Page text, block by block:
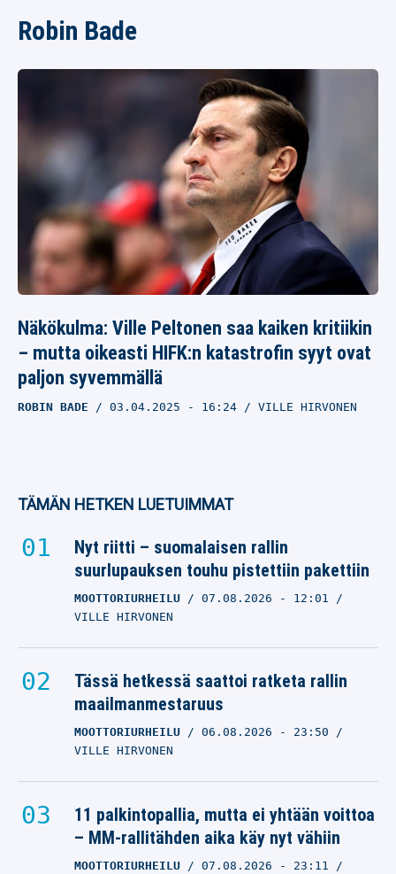
Robin Bade
Näkökulma: Ville Peltonen saa kaiken kritiikin
– mutta oikeasti HIFK:n katastrofin syyt ovat
paljon syvemmällä
ROBIN BADE 03.04.2025 - 16:24 VILLE HIRVONEN
TÄMÄN HETKEN LUETUIMMAT
Nyt riitti – suomalaisen rallin
suurlupauksen touhu pistettiin pakettiin
MOOTTORIURHEILU 07.08.2026 - 12:01
VILLE HIRVONEN
Tässä hetkessä saattoi ratketa rallin
maailmanmestaruus
MOOTTORIURHEILU 06.08.2026 - 23:50
VILLE HIRVONEN
11 palkintopallia, mutta ei yhtään voittoa
– MM-rallitähden aika käy nyt vähiin
MOOTTORIURHEILU 07.08.2026 - 23:11